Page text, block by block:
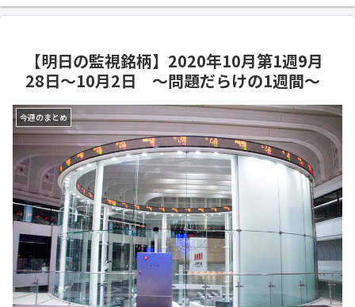
【明日の監視銘柄】2020年10月第1週9月
28日～10月2日 ～問題だらけの1週間～
今週のまとめ